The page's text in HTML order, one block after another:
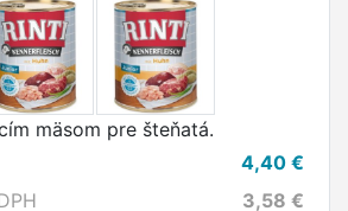
mäsom pre šteňatá.
4,40 €
3,58 €